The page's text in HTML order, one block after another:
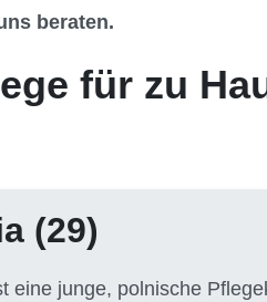
beraten.
für zu
(29)
eine junge, polnische